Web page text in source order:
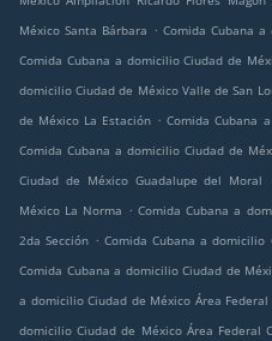
México Santa Bárbara . Comida Cubana
Comida Cubana a domicilio Ciudad de
domicilio Ciudad de México Valle de San
de México La Estación . Comida Cubana
Comida Cubana a domicilio Ciudad de
Ciudad de México Guadalupe del Moral
México La Norma . Comida Cubana a
2da Sección . Comida Cubana a domicilio
Comida Cubana a domicilio Ciudad de
a domicilio Ciudad de México Área
domicilio Ciudad de México Área Federal